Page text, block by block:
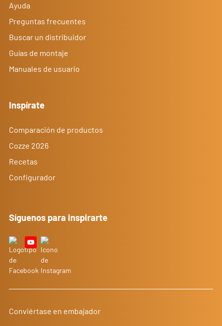
Ayuda
Preguntas frecuentes
Buscar un distribuidor
Guías de montaje
Manuales de usuario
Inspírate
Comparación de productos
Cozze 2026
Recetas
Configurador
Síguenos para inspirarte
Conviértase en embajador